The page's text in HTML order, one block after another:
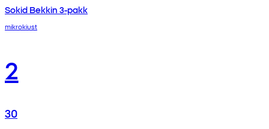
Sokid Bekkin 3-pakk
mikrokiust
2
30